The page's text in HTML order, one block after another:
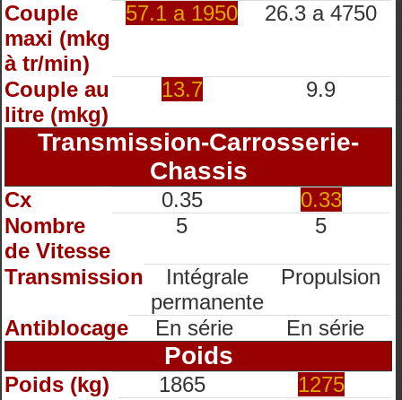
Couple
maxi (mkg
à tr/min)
57.1 a 1950 26.3 a 4750
Couple au
litre (mkg)
13.7 9.9
Transmission-Carrosserie-
Chassis
Cx 0.35
0.33
Nombre
de Vitesse
5 5
Transmission
Intégrale
permanente
Propulsion
Antiblocage En série En série
Poids
Poids (kg) 1865
1275